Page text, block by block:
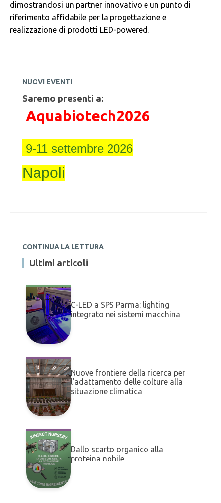
dimostrandosi un partner innovativo e un punto di
riferimento affidabile per la progettazione e
realizzazione di prodotti LED-powered.
NUOVI EVENTI
Saremo presenti a:
Aquabiotech2026
9-11 settembre 2026
Napoli
CONTINUA LA LETTURA
Ultimi articoli
C-LED a SPS Parma: lighting
integrato nei sistemi macchina
Nuove frontiere della ricerca per
l'adattamento delle colture alla
situazione climatica
Dallo scarto organico alla
proteina nobile